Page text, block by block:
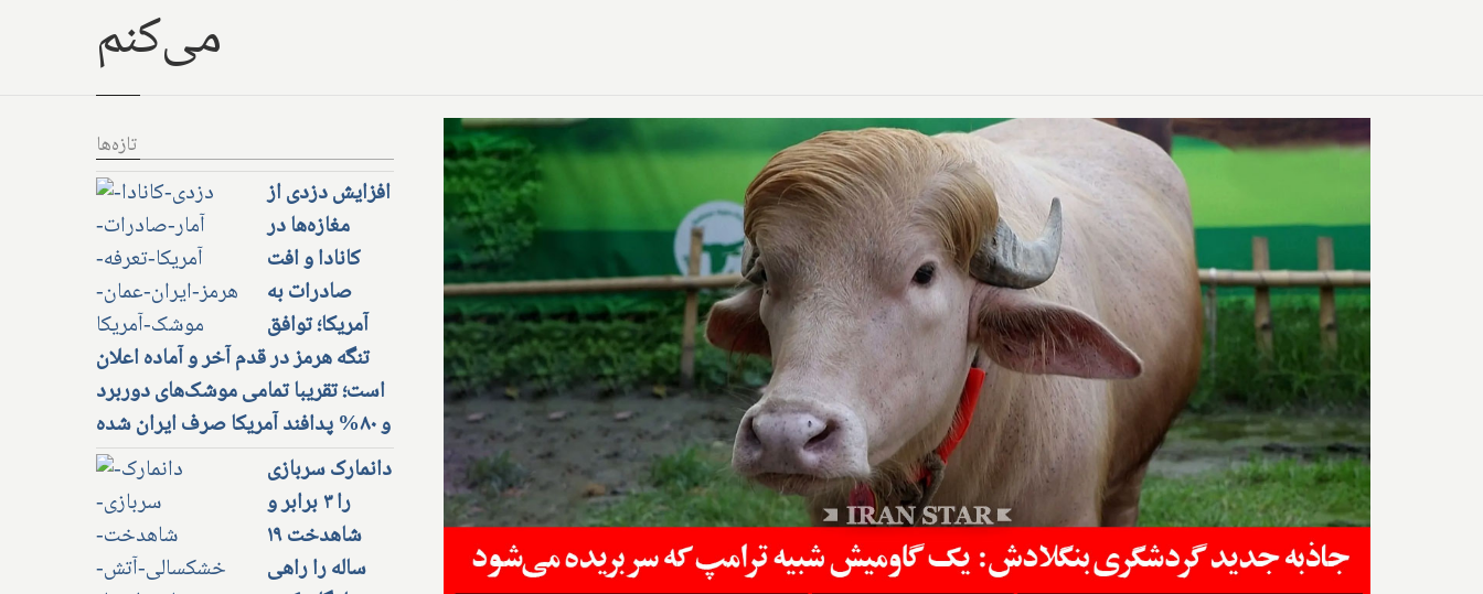
می‌کنم
تازه‌ها
افزایش دزدی از
مغازه‌ها در
کانادا و افت
صادرات به
آمریکا؛ توافق
تنگه هرمز در قدم آخر و آماده اعلان
است؛ تقریبا تمامی موشک‌های دوربرد
و ۸۰% پدافند آمریکا صرف ایران شده
دانمارک سربازی
را ۳ برابر و
شاهدخت ۱۹
ساله را راهی